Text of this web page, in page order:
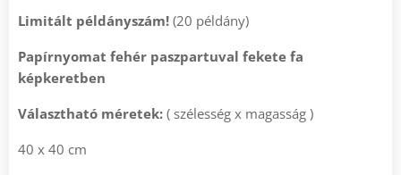
Limitált példányszám! (20 példány)
Papírnyomat fehér paszpartuval fekete fa
képkeretben
Választható méretek: ( szélesség x magasság )
40 x 40 cm